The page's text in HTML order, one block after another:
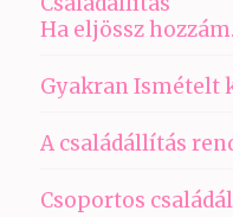
Ha eljössz
Gyakran Ismételt
A családállítás
Csoportos